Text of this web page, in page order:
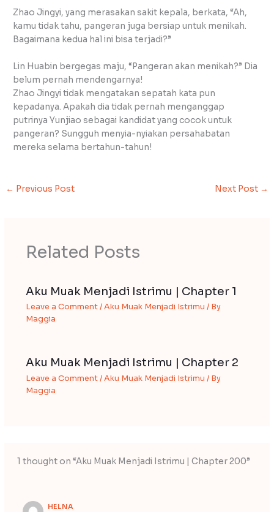
Zhao Jingyi, yang merasakan sakit kepala, berkata, “Ah,
kamu tidak tahu, pangeran juga bersiap untuk menikah.
Bagaimana kedua hal ini bisa terjadi?”
Lin Huabin bergegas maju, “Pangeran akan menikah?” Dia
belum pernah mendengarnya!
Zhao Jingyi tidak mengatakan sepatah kata pun
kepadanya. Apakah dia tidak pernah menganggap
putrinya Yunjiao sebagai kandidat yang cocok untuk
pangeran? Sungguh menyia-nyiakan persahabatan
mereka selama bertahun-tahun!
← Previous Post Next Post →
Related Posts
Aku Muak Menjadi Istrimu | Chapter 1
Leave a Comment /Aku Muak Menjadi Istrimu / By
Maggia
Aku Muak Menjadi Istrimu | Chapter 2
Leave a Comment /Aku Muak Menjadi Istrimu / By
Maggia
1 thought on “Aku Muak Menjadi Istrimu | Chapter 200”
HELNA